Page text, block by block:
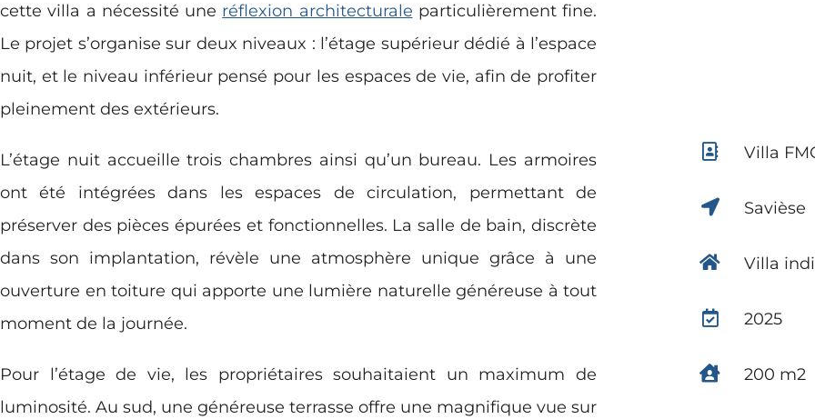
cette villa a nécessité une réflexion architecturale particulièrement fine.
Le projet s’organise sur deux niveaux : l’étage supérieur dédié à l’espace
nuit, et le niveau inférieur pensé pour les espaces de vie, afin de profiter
pleinement des extérieurs.
L’étage nuit accueille trois chambres ainsi qu’un bureau. Les armoires
ont été intégrées dans les espaces de circulation, permettant de
préserver des pièces épurées et fonctionnelles. La salle de bain, discrète
dans son implantation, révèle une atmosphère unique grâce à une
ouverture en toiture qui apporte une lumière naturelle généreuse à tout
moment de la journée.
Pour l’étage de vie, les propriétaires souhaitaient un maximum de
luminosité. Au sud, une généreuse terrasse offre une magnifique vue sur
Villa
Savièse
Villa
2025
200 m2